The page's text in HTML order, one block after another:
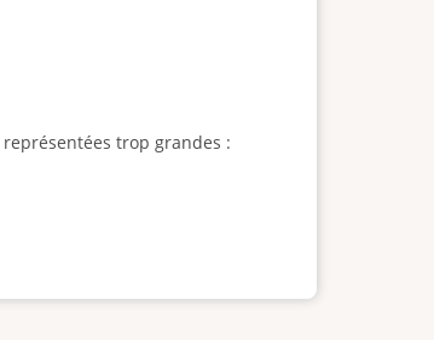
trop grandes :